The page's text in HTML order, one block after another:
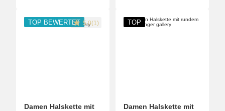
TOP BEWERTET 5.0(1)
Damen Halskette mit
TOP
Damen Halskette mit